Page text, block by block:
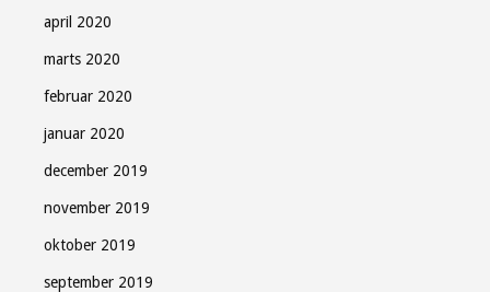
april 2020
marts 2020
februar 2020
januar 2020
december 2019
november 2019
oktober 2019
september 2019